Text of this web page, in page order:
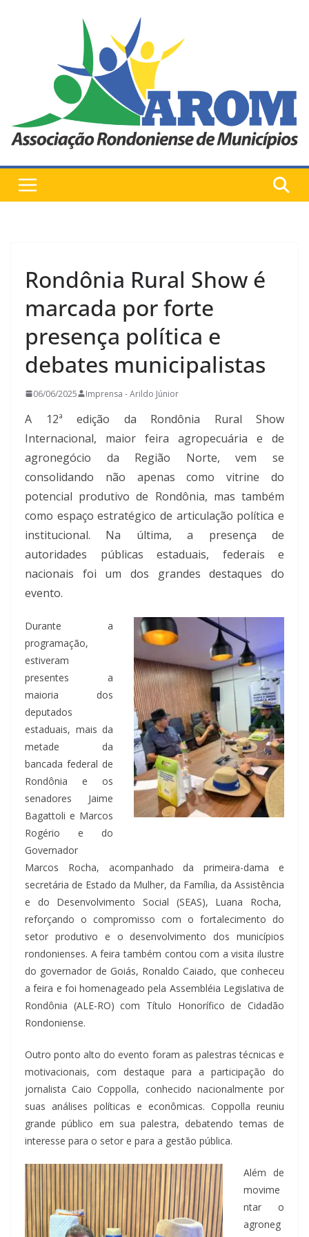
Rondônia Rural Show é
marcada por forte
presença política e
debates municipalistas
06/06/2025 Imprensa - Arildo Júnior
A 12ª edição da Rondônia Rural Show
Internacional, maior feira agropecuária e de
agronegócio da Região Norte, vem se
consolidando não apenas como vitrine do
potencial produtivo de Rondônia, mas também
como espaço estratégico de articulação política e
institucional. Na última, a presença de
autoridades públicas estaduais, federais e
nacionais foi um dos grandes destaques do
evento.
Durante a
programação,
estiveram
presentes a
maioria dos
deputados
estaduais, mais da
metade da
bancada federal de
Rondônia e os
senadores Jaime
Bagattoli e Marcos
Rogério e do
Governador
Marcos Rocha, acompanhado da primeira-dama e
secretária de Estado da Mulher, da Família, da Assistência
e do Desenvolvimento Social (SEAS), Luana Rocha,
reforçando o compromisso com o fortalecimento do
setor produtivo e o desenvolvimento dos municípios
rondonienses. A feira também contou com a visita ilustre
do governador de Goiás, Ronaldo Caiado, que conheceu
a feira e foi homenageado pela Assembléia Legislativa de
Rondônia (ALE-RO) com Título Honorífico de Cidadão
Rondoniense.
Outro ponto alto do evento foram as palestras técnicas e
motivacionais, com destaque para a participação do
jornalista Caio Coppolla, conhecido nacionalmente por
suas análises políticas e econômicas. Coppolla reuniu
grande público em sua palestra, debatendo temas de
interesse para o setor e para a gestão pública.
Além de
movime
ntar o
agroneg